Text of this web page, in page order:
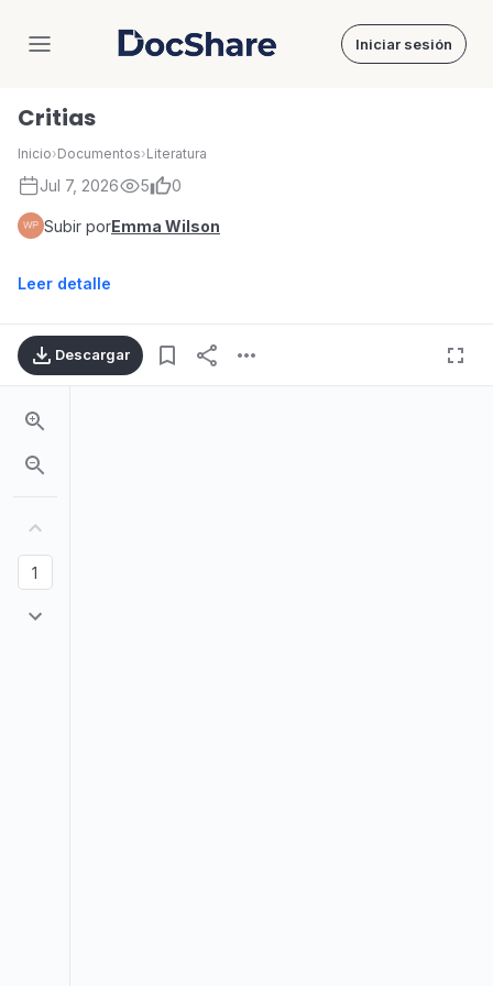
DocShare Iniciar sesión
Critias
Inicio›Documentos›Literatura
Jul 7, 2026 5 0
Subir porEmma Wilson
Leer detalle
Descargar